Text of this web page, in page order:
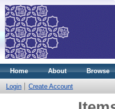
Home About Browse
Login Create Account